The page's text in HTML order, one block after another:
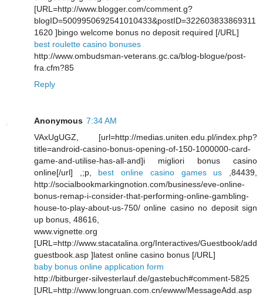
[URL=http://www.blogger.com/comment.g?
blogID=5009950692541010433&postID=322603833869311
1620 ]bingo welcome bonus no deposit required [/URL]
best roulette casino bonuses
http://www.ombudsman-veterans.gc.ca/blog-blogue/post-
fra.cfm?85
Reply
Anonymous 7:34 AM
VAxUgUGZ, [url=http://medias.uniten.edu.pl/index.php?
title=android-casino-bonus-opening-of-150-1000000-card-
game-and-utilise-has-all-and]i migliori bonus casino
online[/url] ,;p, best online casino games us ,84439,
http://socialbookmarkingnotion.com/business/eve-online-
bonus-remap-i-consider-that-performing-online-gambling-
house-to-play-about-us-750/ online casino no deposit sign
up bonus, 48616,
www.vignette.org
[URL=http://www.stacatalina.org/Interactives/Guestbook/add
guestbook.asp ]latest online casino bonus [/URL]
baby bonus online application form
http://bitburger-silvesterlauf.de/gastebuch#comment-5825
[URL=http://www.longruan.com.cn/ewww/MessageAdd.asp